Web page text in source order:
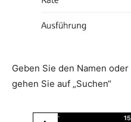
Geben Sie den Namen oder
gehen Sie auf „Suchen“